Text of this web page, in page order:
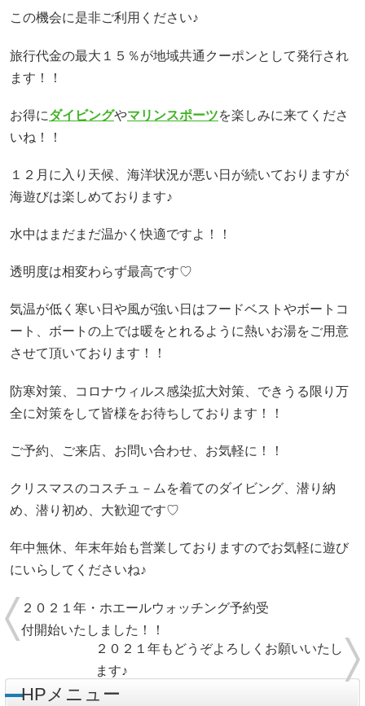
この機会に是非ご利用ください♪
旅行代金の最大１５％が地域共通クーポンとして発行され
ます！！
お得にダイビングやマリンスポーツを楽しみに来てくださ
いね！！
１２月に入り天候、海洋状況が悪い日が続いておりますが
海遊びは楽しめております♪
水中はまだまだ温かく快適ですよ！！
透明度は相変わらず最高です♡
気温が低く寒い日や風が強い日はフードベストやボートコ
ート、ボートの上では暖をとれるように熱いお湯をご用意
させて頂いております！！
防寒対策、コロナウィルス感染拡大対策、できうる限り万
全に対策をして皆様をお待ちしております！！
ご予約、ご来店、お問い合わせ、お気軽に！！
クリスマスのコスチュ－ムを着てのダイビング、潜り納
め、潜り初め、大歓迎です♡
年中無休、年末年始も営業しておりますのでお気軽に遊び
にいらしてくださいね♪
２０２１年・ホエールウォッチング予約受
付開始いたしました！！
２０２１年もどうぞよろしくお願いいたし
ます♪
HPメニュー